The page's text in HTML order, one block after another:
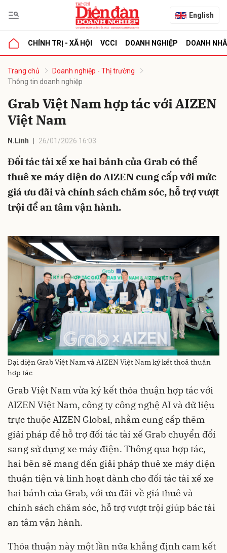
English
CHÍNH TRỊ - XÃ HỘI VCCI DOANH NGHIỆP DOANH
Trang chủ
Doanh nghiệp - Thị trường
Thông tin doanh nghiệp
Grab Việt Nam hợp tác với AIZEN
Việt Nam
N.Linh 26/01/2026 16:03
Đối tác tài xế xe hai bánh của Grab có thể
thuê xe máy điện do AIZEN cung cấp với mức
giá ưu đãi và chính sách chăm sóc, hỗ trợ vượt
trội để an tâm vận hành.
Đại diện Grab Việt Nam và AIZEN Việt Nam ký kết thoả thuận
hợp tác
Grab Việt Nam vừa ký kết thỏa thuận hợp tác với
AIZEN Việt Nam, công ty công nghệ AI và dữ liệu
trực thuộc AIZEN Global, nhằm cung cấp thêm
giải pháp để hỗ trợ đối tác tài xế Grab chuyển đổi
sang sử dụng xe máy điện. Thông qua hợp tác,
hai bên sẽ mang đến giải pháp thuê xe máy điện
thuận tiện và linh hoạt dành cho đối tác tài xế xe
hai bánh của Grab, với ưu đãi về giá thuê và
chính sách chăm sóc, hỗ trợ vượt trội giúp bác tài
an tâm vận hành.
Thỏa thuận này một lần nữa khẳng định cam kết
luận